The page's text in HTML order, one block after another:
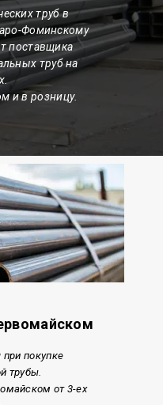
труб в
Фоминскому
поставщика
труб на
и в розницу.
покупке
трубы.
от 3-ех